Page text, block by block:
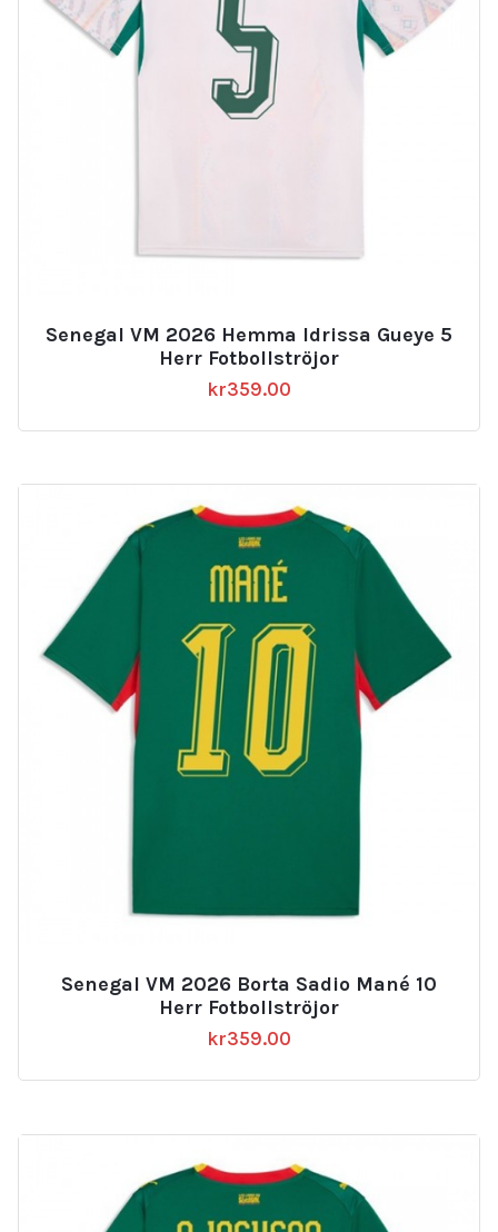
Senegal VM 2026 Hemma Idrissa Gueye 5
Herr Fotbollströjor
kr359.00
Senegal VM 2026 Borta Sadio Mané 10
Herr Fotbollströjor
kr359.00